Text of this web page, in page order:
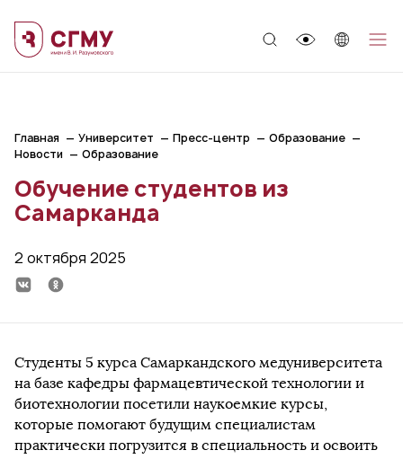
Главная Университет Пресс-центр
Образование
Новости
Образование
Обучение студентов из
Самарканда
2 октября 2025
Студенты 5 курса Самаркандского медуниверситета
на базе кафедры фармацевтической технологии и
биотехнологии посетили наукоемкие курсы,
которые помогают будущим специалистам
практически погрузится в специальность и освоить